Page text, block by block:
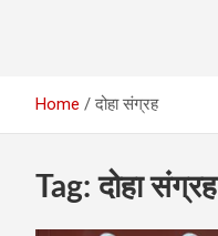
Home दोहा संग्रह
Tag:दोहा संग्रह